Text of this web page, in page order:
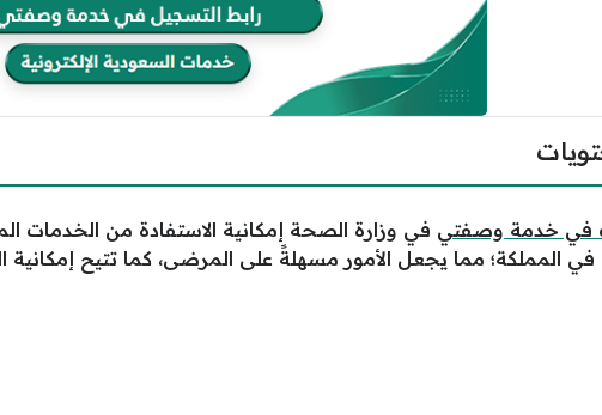
في خدمة وصفتي في وزارة الصحة إمكانية الاستفادة من الخدمات
في المملكة؛ مما يجعل الأمور مسهلةً على المرضى، كما تتيح